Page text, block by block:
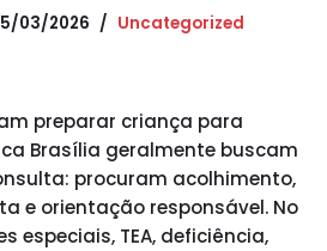
03/2026 Uncategorized
preparar criança para
Brasília geralmente buscam
procuram acolhimento,
e orientação responsável. No
especiais, TEA, deficiência,